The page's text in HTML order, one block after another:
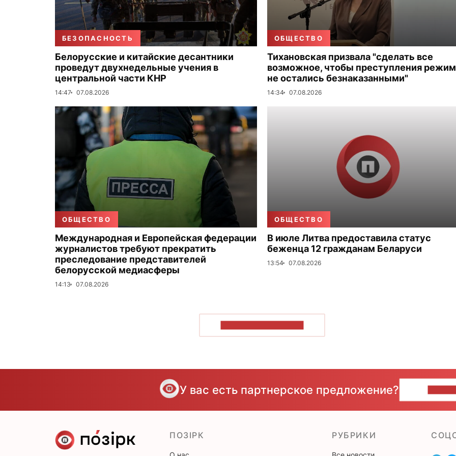
БЕЗОПАСНОСТЬ
Белорусские и китайские десантники
проведут двухнедельные учения в
центральной части КНР
14:47 07.08.2026
ОБЩЕСТВО
Тихановская призвала "сделать все
возможное, чтобы преступления
не остались безнаказанными"
14:34 07.08.2026
ОБЩЕСТВО
Международная и Европейская федерации
журналистов требуют прекратить
преследование представителей
белорусской медиасферы
14:13 07.08.2026
ОБЩЕСТВО
В июле Литва предоставила статус
беженца 12 гражданам Беларуси
13:54 07.08.2026
У вас есть партнерское предложение?
ПОЗІРК РУБРИКИ